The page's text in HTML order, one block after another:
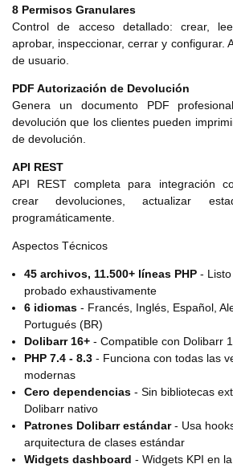
8 Permisos Granulares
Control de acceso detallado: crear,
aprobar, inspeccionar, cerrar y configurar.
de usuario.
PDF Autorización de Devolución
Genera un documento PDF
devolución que los clientes pueden
de devolución.
API REST
API REST completa para integración
crear devoluciones, actualizar
programáticamente.
Aspectos Técnicos
45 archivos, 11.500+ líneas PHP -
probado exhaustivamente
6 idiomas - Francés, Inglés, Español,
Portugués (BR)
Dolibarr 16+ - Compatible con Dolibarr
PHP 7.4 - 8.3 - Funciona con todas las
modernas
Cero dependencias - Sin bibliotecas
Dolibarr nativo
Patrones Dolibarr estándar- Usa
arquitectura de clases estándar
Widgets dashboard - Widgets KPI en